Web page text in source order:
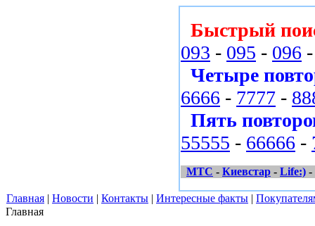
Быстрый
093 - 095 - 096
Четыре
6666 - 7777 -
Пять
55555 - 66666 -
МТС - Киевстар - Life:) -
Главная | Новости | Контакты | Интересные факты |
Главная